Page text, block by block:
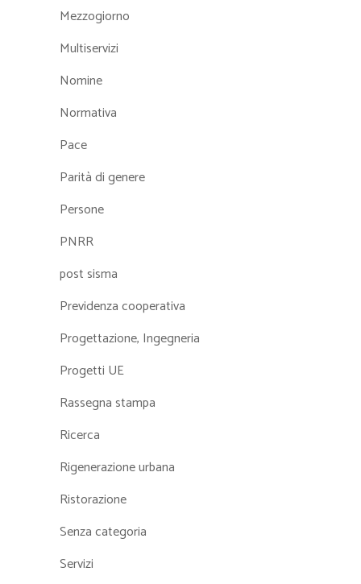
Mezzogiorno
Multiservizi
Nomine
Normativa
Pace
Parità di genere
Persone
PNRR
post sisma
Previdenza cooperativa
Progettazione, Ingegneria
Progetti UE
Rassegna stampa
Ricerca
Rigenerazione urbana
Ristorazione
Senza categoria
Servizi